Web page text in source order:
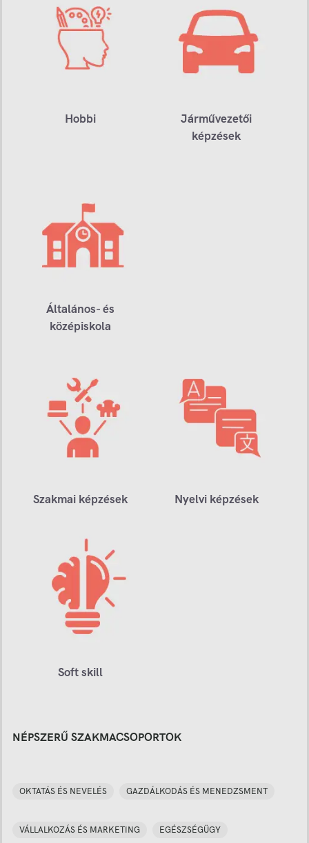
Hobbi
Járművezetői
képzések
Általános- és
középiskola
Szakmai képzések Nyelvi képzések
Soft skill
NÉPSZERŰ SZAKMACSOPORTOK
OKTATÁS ÉS NEVELÉS GAZDÁLKODÁS ÉS MENEDZSMENT
VÁLLALKOZÁS ÉS MARKETING EGÉSZSÉGÜGY